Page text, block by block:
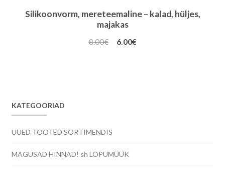
Silikoonvorm, mereteemaline – kalad, hüljes,
majakas
8.00€
Algne
6.00€Praegune
KATEGOORIAD
UUED TOOTED SORTIMENDIS
MAGUSAD HINNAD! sh LÕPUMÜÜK